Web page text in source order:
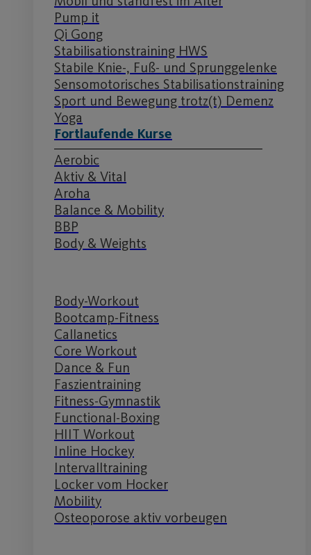
Pump it
Qi Gong
Stabilisationstraining HWS
Stabile Knie-, Fuß- und Sprunggelenke
Sensomotorisches Stabilisationstraining
Sport und Bewegung trotz(t) Demenz
Yoga
Fortlaufende Kurse
Aerobic
Aktiv & Vital
Aroha
Balance & Mobility
BBP
Body & Weights
Body-Workout
Bootcamp-Fitness
Callanetics
Core Workout
Dance & Fun
Faszientraining
Fitness-Gymnastik
Functional-Boxing
HIIT Workout
Inline Hockey
Intervalltraining
Locker vom Hocker
Mobility
Osteoporose aktiv vorbeugen